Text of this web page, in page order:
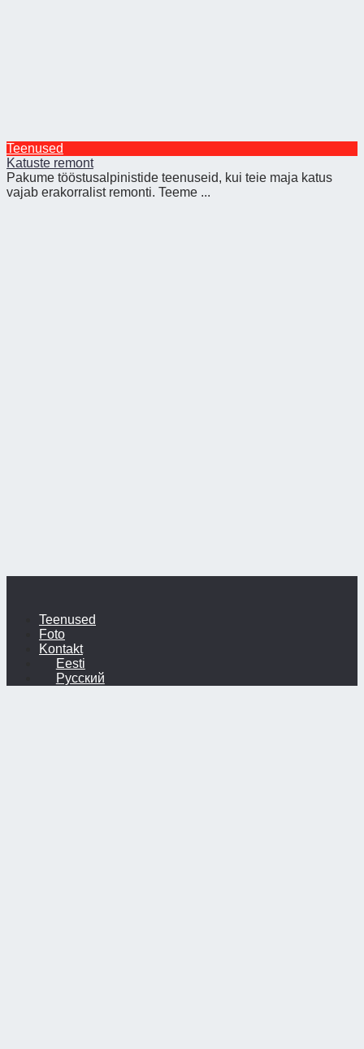
Teenused
Katuste remont
Pakume tööstusalpinistide teenuseid, kui teie maja katus
vajab erakorralist remonti. Teeme ...
Teenused
Foto
Kontakt
Eesti
Русский